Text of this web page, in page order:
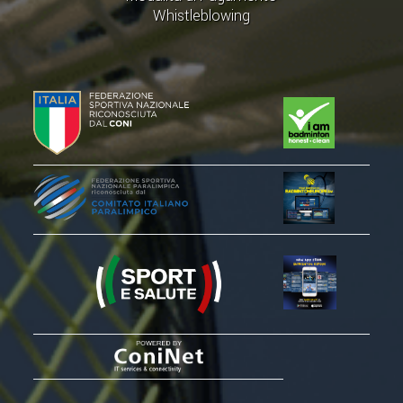
Whistleblowing
SCHEDE ATLETI
PROMOZIONE
NUOVI GIOCHI DELLA GIOVENTÙ
PROGETTO SHUTTLE TIME
ENTI DI PROMOZIONE SPORTIVA
PROGETTI CONI
PROGETTI SPORT E SALUTE
FORMAZIONE